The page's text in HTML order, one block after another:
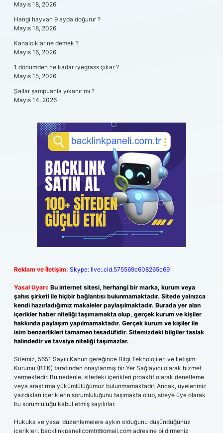
Mayıs 18, 2026
Hangi hayvan 9 ayda doğurur ?
Mayıs 18, 2026
Kanalcıklar ne demek ?
Mayıs 16, 2026
1 dönümden ne kadar ryegrass çıkar ?
Mayıs 15, 2026
Şallar şampuanla yıkanır mı ?
Mayıs 14, 2026
Reklam ve İletişim: Skype: live:.cid.575569c608265c69
Yasal Uyarı: Bu internet sitesi, herhangi bir marka, kurum veya
şahıs şirketi ile hiçbir bağlantısı bulunmamaktadır. Sitede yalnızca
kendi hazırladığımız makaleler paylaşılmaktadır. Burada yer alan
içerikler haber niteliği taşımamakta olup, gerçek kurum ve kişiler
hakkında paylaşım yapılmamaktadır. Gerçek kurum ve kişiler ile
isim benzerlikleri tamamen tesadüfidir. Sitemizdeki bilgiler taslak
halindedir ve tavsiye niteliği taşımazlar.
Sitemiz, 5651 Sayılı Kanun gereğince Bilgi Teknolojileri ve İletişim
Kurumu (BTK) tarafından onaylanmış bir Yer Sağlayıcı olarak hizmet
vermektedir. Bu nedenle, sitedeki içerikleri proaktif olarak denetleme
veya araştırma yükümlülüğümüz bulunmamaktadır. Ancak, üyelerimiz
yazdıkları içeriklerin sorumluluğunu taşımakta olup, siteye üye olarak
bu sorumluluğu kabul etmiş sayılırlar.
Hukuka ve yasal düzenlemelere aykırı olduğunu düşündüğünüz
içerikleri, backlinkpanelicomtr@gmail.com adresine bildirmeniz